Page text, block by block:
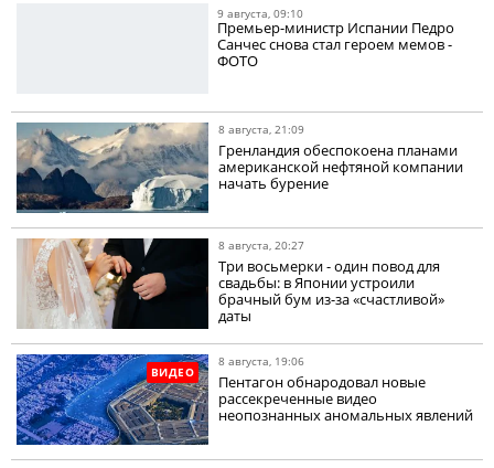
9 августа, 09:10
Премьер-министр Испании Педро
Санчес снова стал героем мемов -
ФОТО
8 августа, 21:09
Гренландия обеспокоена планами
американской нефтяной компании
начать бурение
8 августа, 20:27
Три восьмерки - один повод для
свадьбы: в Японии устроили
брачный бум из-за «счастливой»
даты
ВИДЕО
8 августа, 19:06
Пентагон обнародовал новые
рассекреченные видео
неопознанных аномальных явлений